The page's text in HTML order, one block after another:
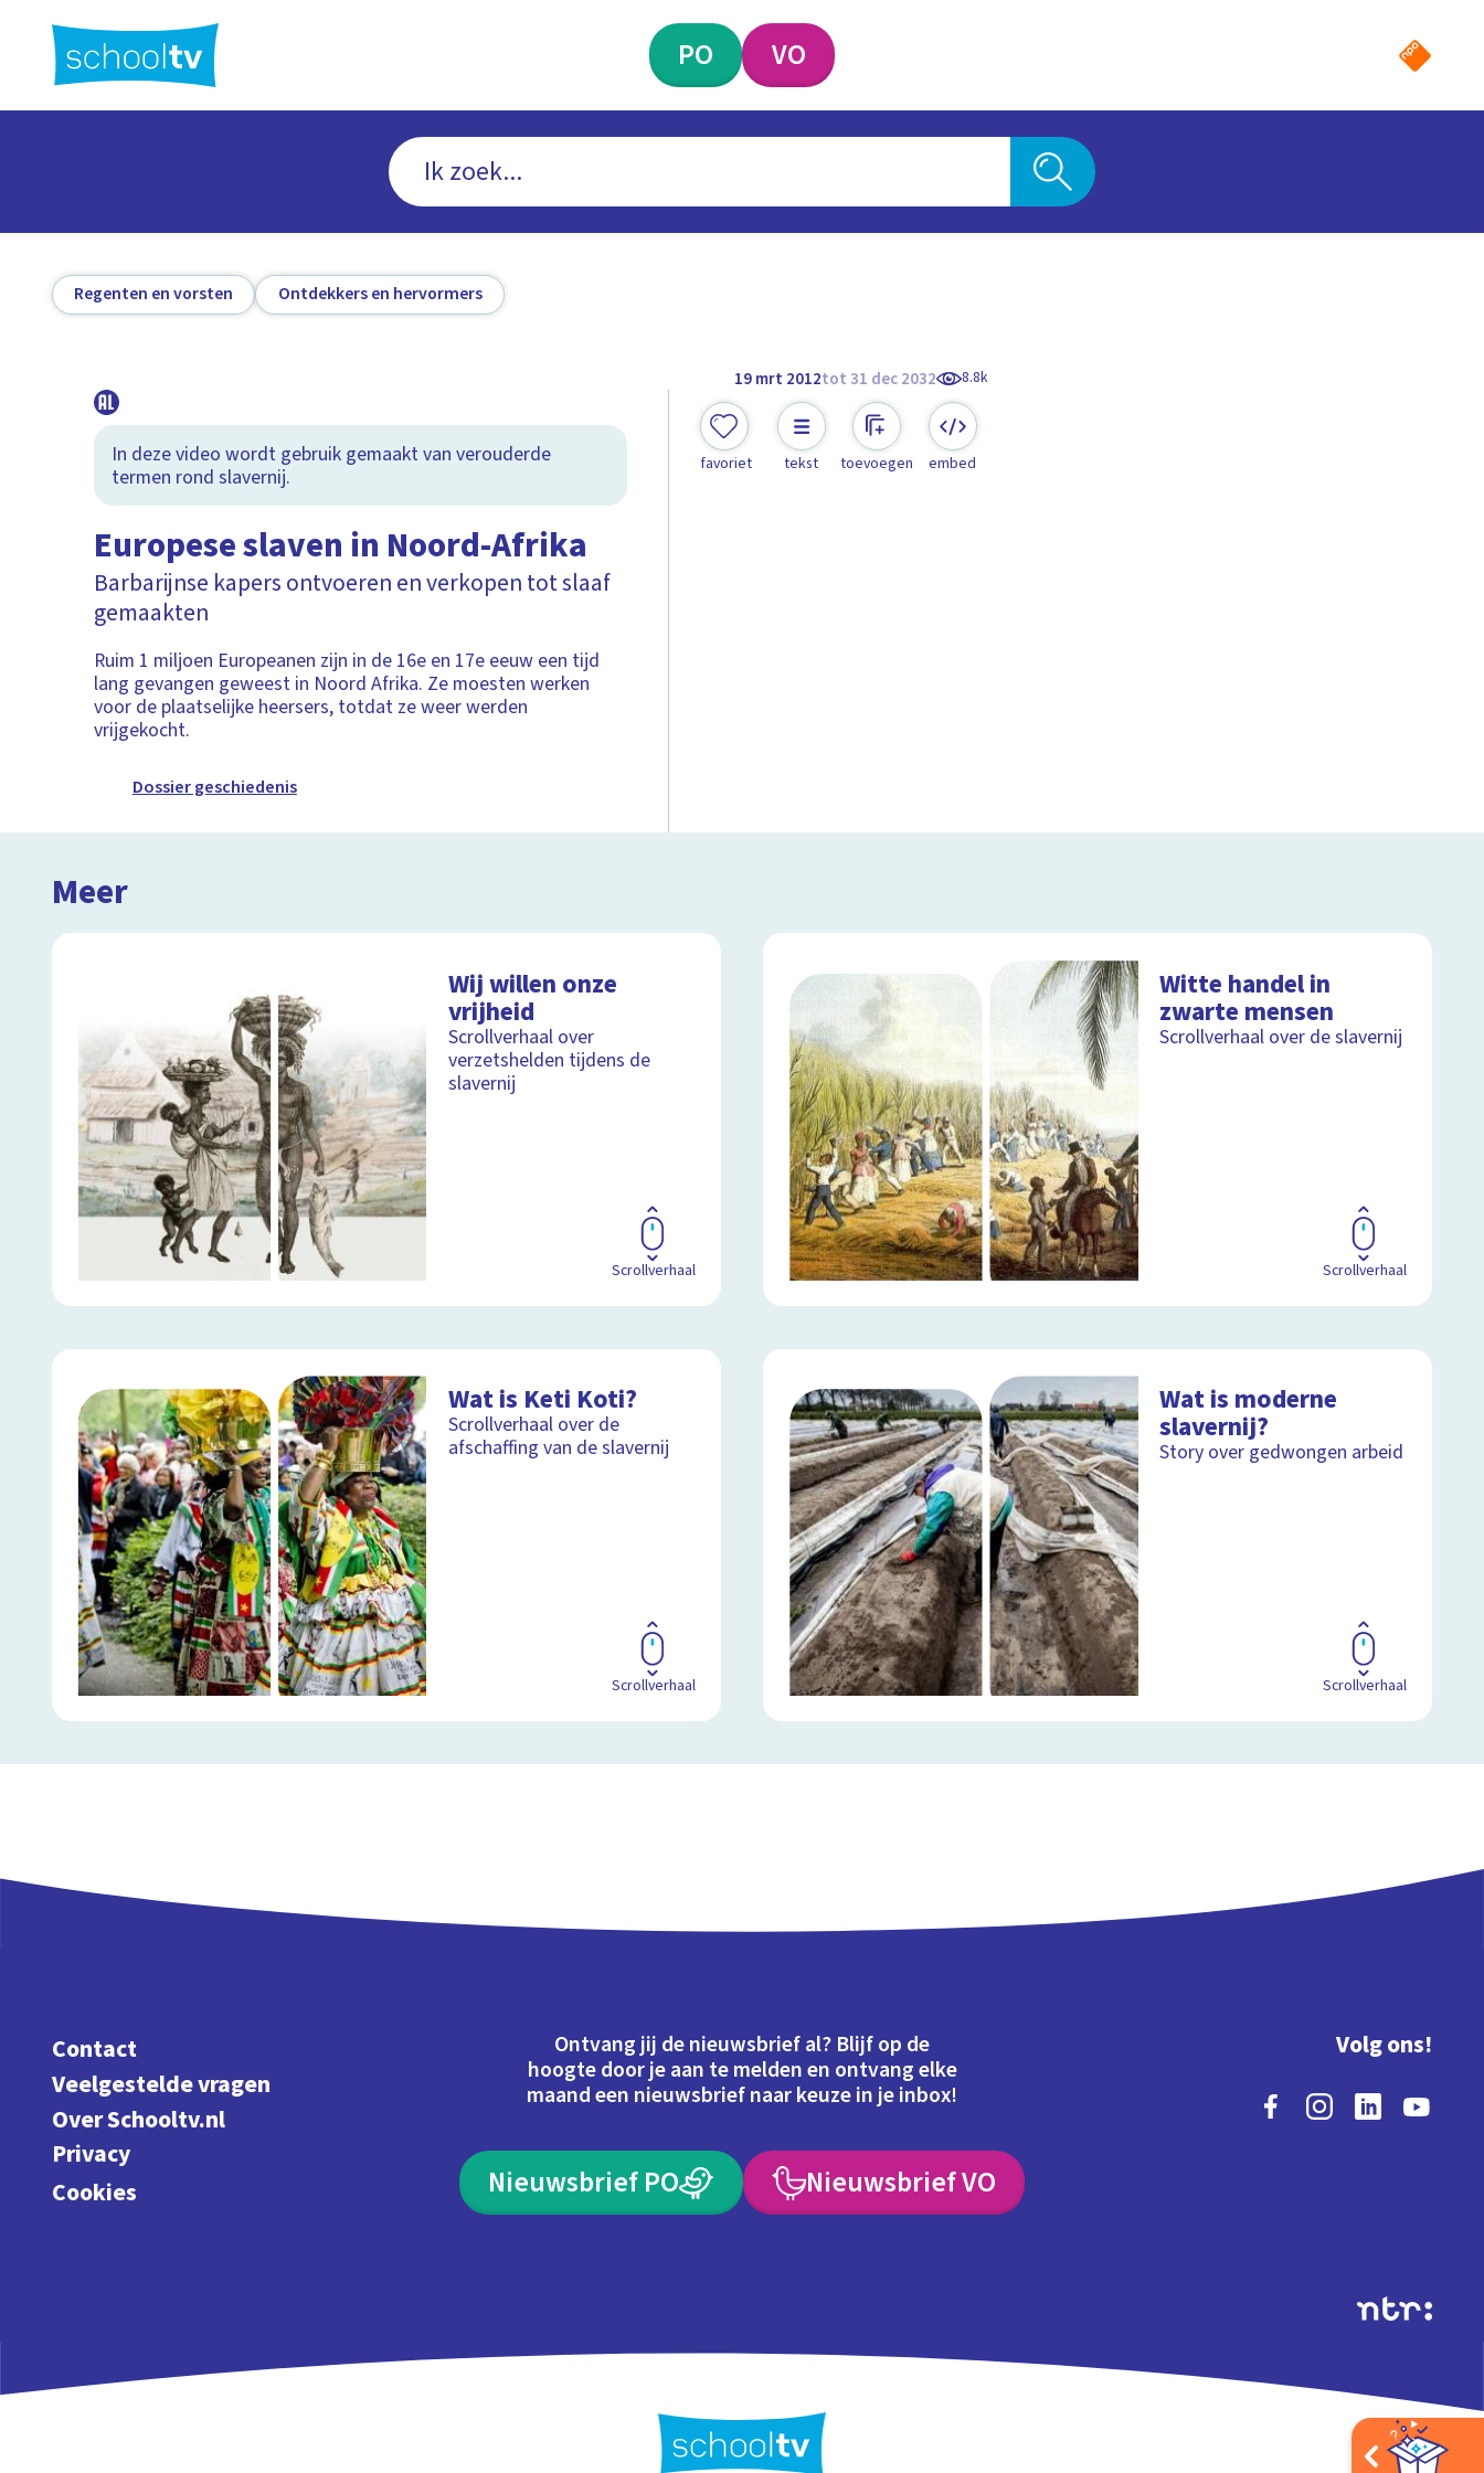
hoofdinhoud
PO VO
Regenten en vorsten Ontdekkers en hervormers
19 mrt 2012tot 31 dec 2032 8.8k
In deze video wordt gebruik gemaakt van verouderde
termen rond slavernij.
Europese slaven in Noord-Afrika
Barbarijnse kapers ontvoeren en verkopen tot slaaf
gemaakten
Ruim 1 miljoen Europeanen zijn in de 16e en 17e eeuw een tijd
lang gevangen geweest in Noord Afrika. Ze moesten werken
voor de plaatselijke heersers, totdat ze weer werden
vrijgekocht.
Dossier geschiedenis
favoriet tekst toevoegen embed
Meer
Wij willen onze
vrijheid
Scrollverhaal over
verzetshelden tijdens de
slavernij
Scrollverhaal
Witte handel in
zwarte mensen
Scrollverhaal over de slavernij
Scrollverhaal
Wat is Keti Koti?
Scrollverhaal over de
afschaffing van de slavernij
Scrollverhaal
Wat is moderne
slavernij?
Story over gedwongen arbeid
Scrollverhaal
Contact
Veelgestelde vragen
Over Schooltv.nl
Privacy
Cookies
Ontvang jij de nieuwsbrief al? Blijf op de
hoogte door je aan te melden en ontvang elke
maand een nieuwsbrief naar keuze in je inbox!
Nieuwsbrief PO Nieuwsbrief VO
Volg ons!
Extra's